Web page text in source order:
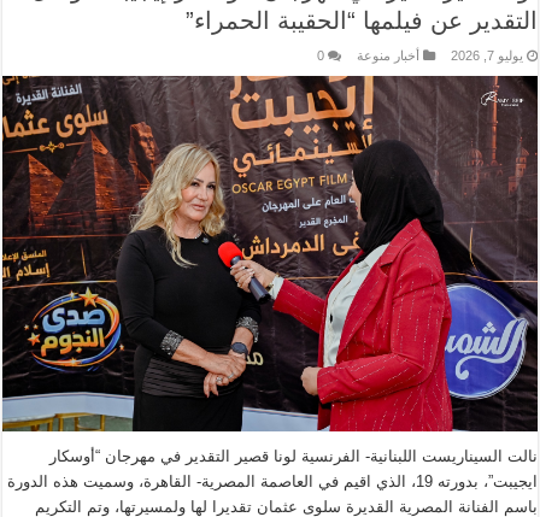
التقدير عن فيلمها “الحقيبة الحمراء”
يوليو 7, 2026 أخبار منوعة 0
نالت السيناريست اللبنانية- الفرنسية لونا قصير التقدير في مهرجان “أوسكار
ايجيبت”، بدورته 19، الذي اقيم في العاصمة المصرية- القاهرة، وسميت هذه الدورة
باسم الفنانة المصرية القديرة سلوى عثمان تقديرا لها ولمسيرتها، وتم التكريم